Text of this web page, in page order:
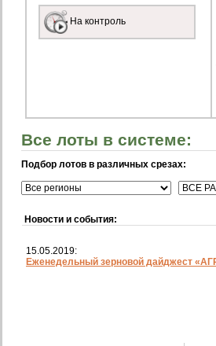
На контроль
Все лоты в системе:
Подбор лотов в различных срезах:
Новости и события:
15.05.2019:
Еженедельный зерновой дайджест